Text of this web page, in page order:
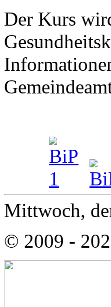
Der Kurs
Mittwoch,
© 2009 -